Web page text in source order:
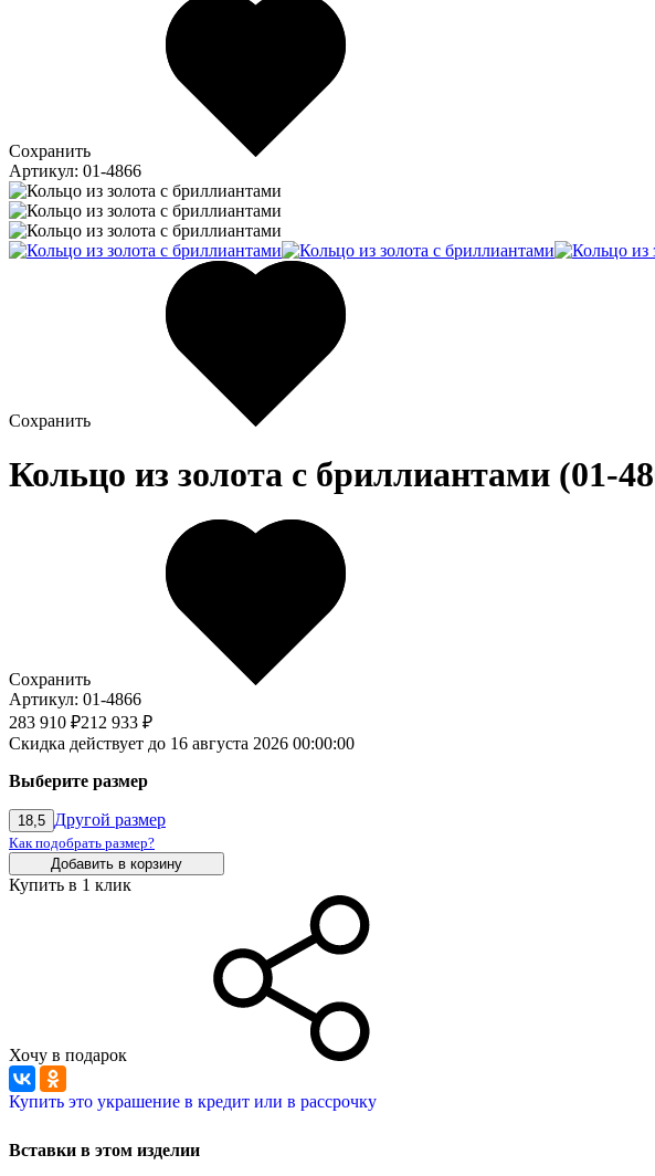
Сохранить
Артикул: 01-4866
Сохранить
Кольцо из золота c бриллиантами (01-
Сохранить
Артикул: 01-4866
283 910 ₽212 933 ₽
Скидка действует до 16 августа 2026 00:00:00
Выберите размер
18,5 Другой размер
Как подобрать размер?
Добавить в корзину
Купить в 1 клик
Хочу в подарок
Купить это украшение в кредит или в рассрочку
Вставки в этом изделии